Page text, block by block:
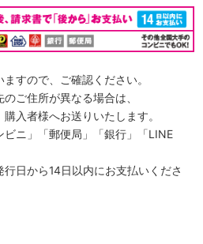
すので、ご確認ください。
ご住所が異なる場合は、
入者様へお送りいたします。
ニ」「郵便局」「銀行」「LINE
日から14日以内にお支払いくださ